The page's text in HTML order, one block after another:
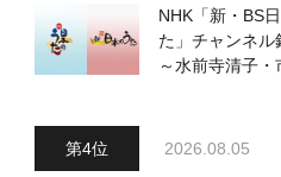
NHK「新・BS
た」チャンネ
～水前寺清子・
2026.08.05